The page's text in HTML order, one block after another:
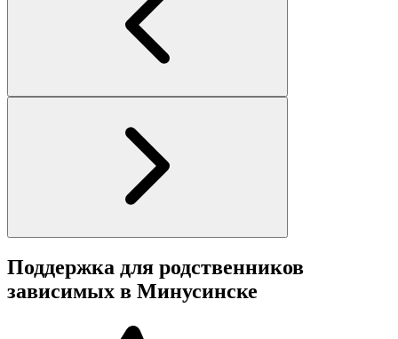
Поддержка для родственников
зависимых в Минусинске